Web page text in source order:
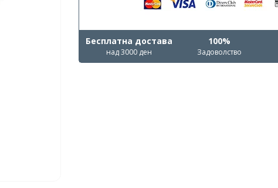
Бесплатна достава
над 3000 ден
100%
Задоволство